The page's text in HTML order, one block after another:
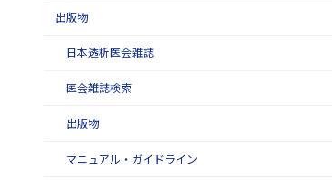
出版物
日本透析医会雑誌
医会雑誌検索
出版物
マニュアル・ガイドライン